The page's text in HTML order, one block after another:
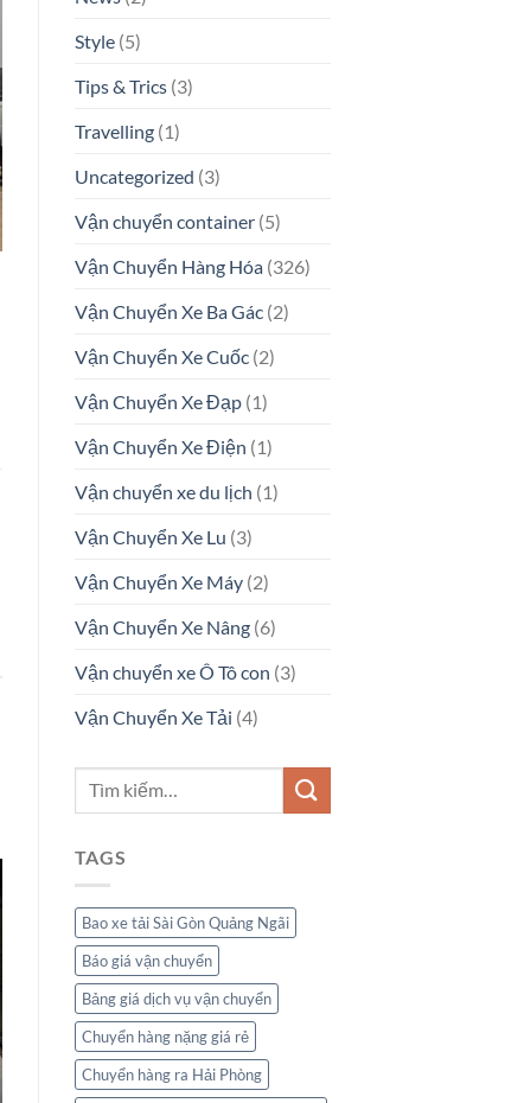
Style(5)
Tips & Trics(3)
Travelling(1)
Uncategorized (3)
Vận chuyển container(5)
Vận Chuyển Hàng Hóa(326)
Vận Chuyển Xe Ba Gác(2)
Vận Chuyển Xe Cuốc(2)
Vận Chuyển Xe Đạp(1)
Vận Chuyển Xe Điện (1)
Vận chuyển xe du lịch (1)
Vận Chuyển Xe Lu (3)
Vận Chuyển Xe Máy(2)
Vận Chuyển Xe Nâng(6)
Vận chuyển xe Ô Tô con (3)
Vận Chuyển Xe Tải (4)
TAGS
Bao xe tải Sài Gòn Quảng Ngãi
Báo giá vận chuyển
Bảng giá dịch vụ vận chuyển
Chuyển hàng nặng giá rẻ
Chuyển hàng ra Hải Phòng